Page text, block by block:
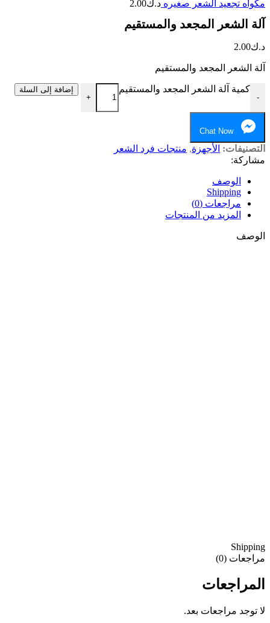
مكواه تجعيد الشعر صغيره د.ك2.00
آلة الشعر المجعد والمستقيم
د.ك2.00
آلة الشعر المجعد والمستقيم
-
كمية آلة الشعر المجعد والمستقيم
+
إضافة إلى السلة
Chat Now
التصنيفات: الأجهزة, منتجات فرد الشعر
مشاركة:
الوصف
Shipping
مراجعات (0)
المزيد من المنتجات
الوصف
Shipping
مراجعات (0)
المراجعات
لا توجد مراجعات بعد.